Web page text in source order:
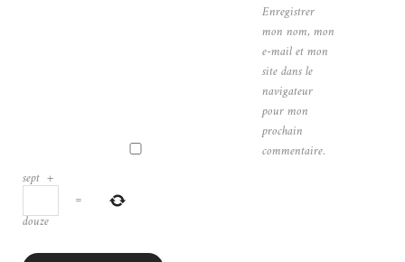
Enregistrer
mon nom, mon
e-mail et mon
site dans le
navigateur
pour mon
prochain
commentaire.
sept +
=
douze